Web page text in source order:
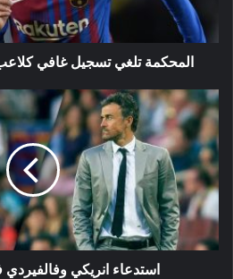
برشلونة
المحكمة تلغي تسجيل غافي
استدعاء
انريكي
وفالفيردي
في
قضية
نيغريرا
استدعاء انريكي